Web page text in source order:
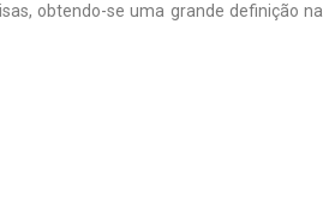
obtendo-se uma grande definição na